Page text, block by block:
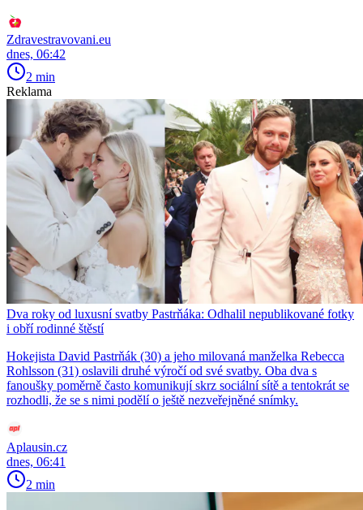
Zdravestravovani.eu
dnes, 06:42
2 min
Reklama
Dva roky od luxusní svatby Pastrňáka: Odhalil nepublikované fotky
i obří rodinné štěstí
Hokejista David Pastrňák (30) a jeho milovaná manželka Rebecca
Rohlsson (31) oslavili druhé výročí od své svatby. Oba dva s
fanoušky poměrně často komunikují skrz sociální sítě a tentokrát se
rozhodli, že se s nimi podělí o ještě nezveřejněné snímky.
Aplausin.cz
dnes, 06:41
2 min